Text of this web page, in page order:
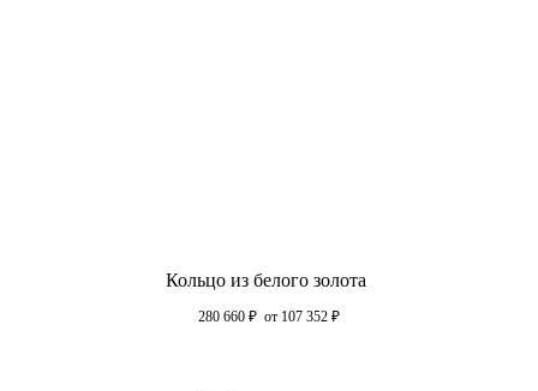
Кольцо из белого золота
280 660 ₽ от 107 352 ₽